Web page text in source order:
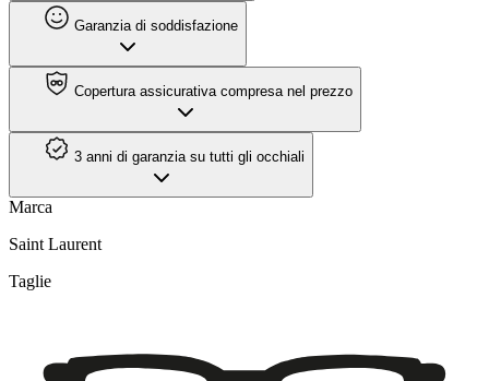
Garanzia di soddisfazione
Copertura assicurativa compresa nel prezzo
3 anni di garanzia su tutti gli occhiali
Marca
Saint Laurent
Taglie